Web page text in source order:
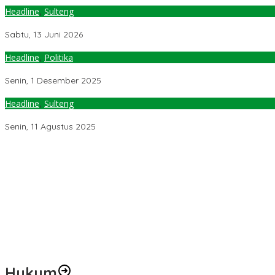
Headline, Sulteng
Sabtu, 13 Juni 2026
Headline, Politika
Senin, 1 Desember 2025
Headline, Sulteng
Senin, 11 Agustus 2025